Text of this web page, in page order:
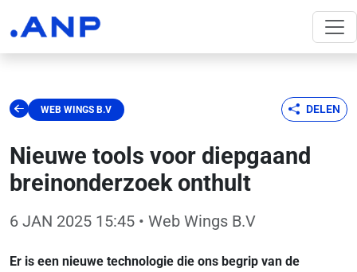
WEB WINGS B.V DELEN
Nieuwe tools voor diepgaand
breinonderzoek onthult
6 JAN 2025 15:45 • Web Wings B.V
Er is een nieuwe technologie die ons begrip van de